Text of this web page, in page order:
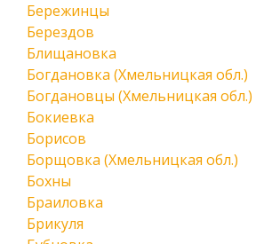
Бережинцы
Берездов
Блищановка
Богдановка (Хмельницкая обл.)
Богдановцы (Хмельницкая обл.)
Бокиевка
Борисов
Борщовка (Хмельницкая обл.)
Бохны
Браиловка
Брикуля